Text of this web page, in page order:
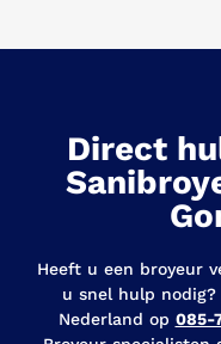
Direct
Heeft u een broyeur
u snel hulp
Nederland op 085-